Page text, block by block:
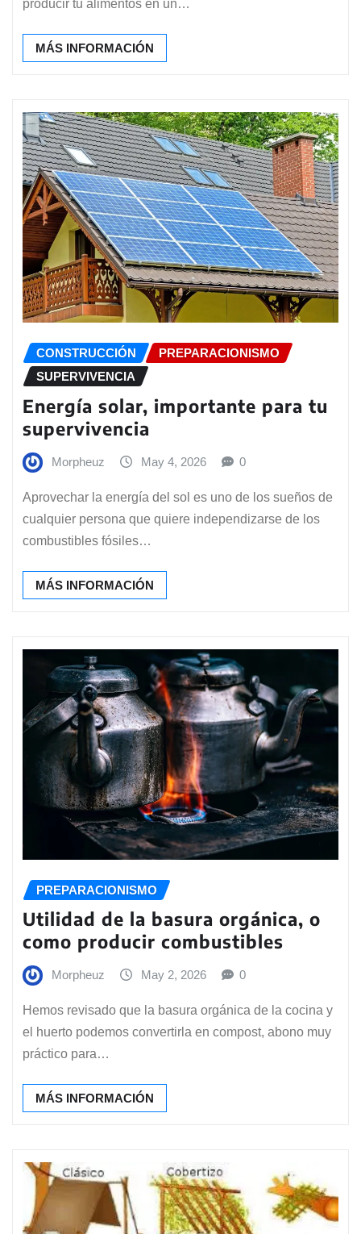
producir tu alimentos en un…
MÁS INFORMACIÓN
CONSTRUCCIÓN
PREPARACIONISMO
SUPERVIVENCIA
Energía solar, importante para tu
supervivencia
Morpheuz May 4, 2026 0
Aprovechar la energía del sol es uno de los sueños de
cualquier persona que quiere independizarse de los
combustibles fósiles…
MÁS INFORMACIÓN
PREPARACIONISMO
Utilidad de la basura orgánica, o
como producir combustibles
Morpheuz May 2, 2026 0
Hemos revisado que la basura orgánica de la cocina y
el huerto podemos convertirla en compost, abono muy
práctico para…
MÁS INFORMACIÓN